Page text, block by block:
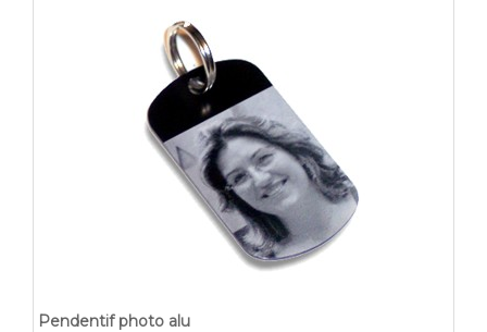
Pendentif photo alu